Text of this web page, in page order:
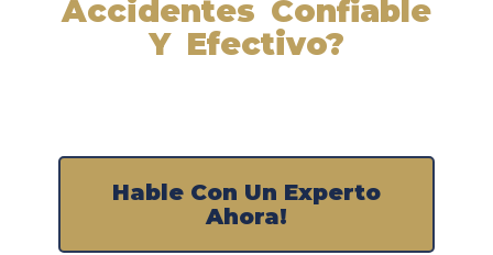
Accidentes Confiable
Y Efectivo?
Hable Con Un Experto
Ahora!